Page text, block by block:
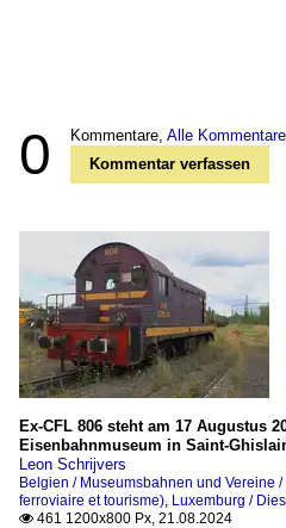
0 Kommentare, Alle Kommentare
Kommentar verfassen
Ex-CFL 806 steht am 17 Augustus
Eisenbahnmuseum in Saint-
Leon Schrijvers
Belgien / Museumsbahnen und Vereine /
ferroviaire et tourisme), Luxemburg /
 461 1200x800 Px, 21.08.2024